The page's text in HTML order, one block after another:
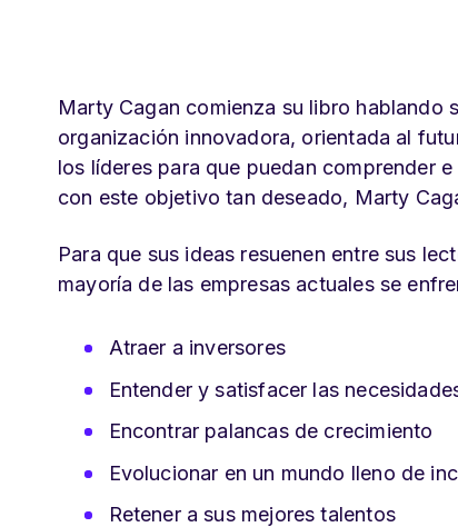
Marty Cagan comienza su libro hablando
organización innovadora, orientada al
los líderes para que puedan comprender
con este objetivo tan deseado, Marty
Para que sus ideas resuenen entre sus
mayoría de las empresas actuales se
Atraer a inversores
Entender y satisfacer las
Encontrar palancas de crecimiento
Evolucionar en un mundo lleno de
Retener a sus mejores talentos